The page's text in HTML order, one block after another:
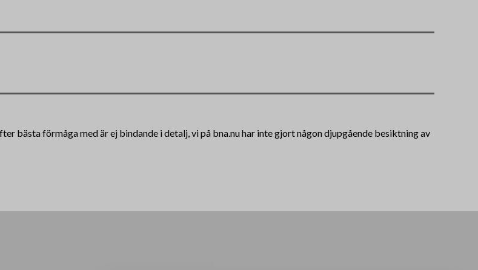
förmåga med är ej bindande i detalj, vi på bna.nu har inte gjort någon djupgående besiktning av